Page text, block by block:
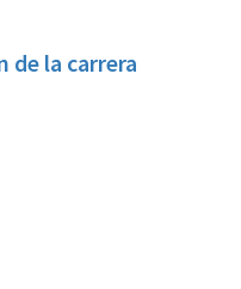
de la carrera